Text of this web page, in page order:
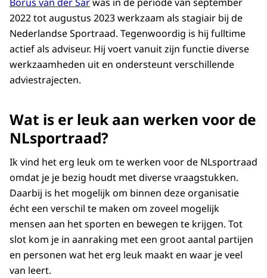
2022 tot augustus 2023 werkzaam als stagiair bij de
Nederlandse Sportraad. Tegenwoordig is hij fulltime
actief als adviseur. Hij voert vanuit zijn functie diverse
werkzaamheden uit en ondersteunt verschillende
adviestrajecten.
Wat is er leuk aan werken voor de
NLsportraad?
Ik vind het erg leuk om te werken voor de NLsportraad
omdat je je bezig houdt met diverse vraagstukken.
Daarbij is het mogelijk om binnen deze organisatie
écht een verschil te maken om zoveel mogelijk
mensen aan het sporten en bewegen te krijgen. Tot
slot kom je in aanraking met een groot aantal partijen
en personen wat het erg leuk maakt en waar je veel
van leert.